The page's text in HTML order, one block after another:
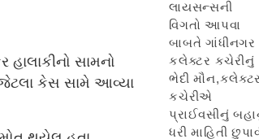
સામનો
જેટલા કેસ સામે આવ્યા